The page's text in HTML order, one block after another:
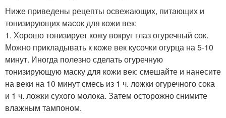
Ниже приведены рецепты освежающих, питающих и
тонизирующих масок для кожи век:
1. Хорошо тонизирует кожу вокруг глаз огуречный сок.
Можно прикладывать к коже век кусочки огурца на 5-10
минут. Иногда полезно сделать огуречную
тонизирующую маску для кожи век: смешайте и нанесите
на веки на 10 минут смесь из 1 ч. ложки огуречного сока
и 1 ч. ложки сухого молока. Затем осторожно снимите
влажным тампоном.